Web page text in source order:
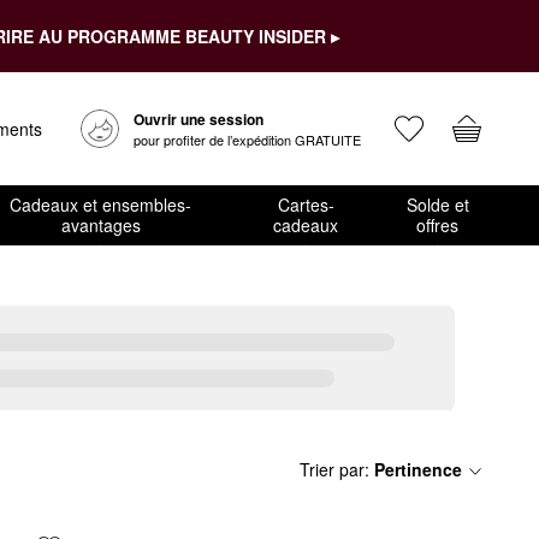
AU PROGRAMME BEAUTY INSIDER ▸
Ouvrir une session
pour profiter de l’expédition GRATUITE
Cadeaux et ensembles-
avantages
Cartes-
cadeaux
Solde et
offres
Trier par: Pertinence